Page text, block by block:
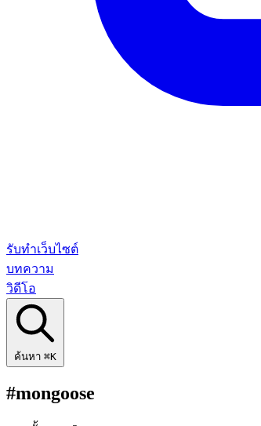
รับทำเว็บไซต์
บทความ
วิดีโอ
ค้นหา ⌘K
#mongoose